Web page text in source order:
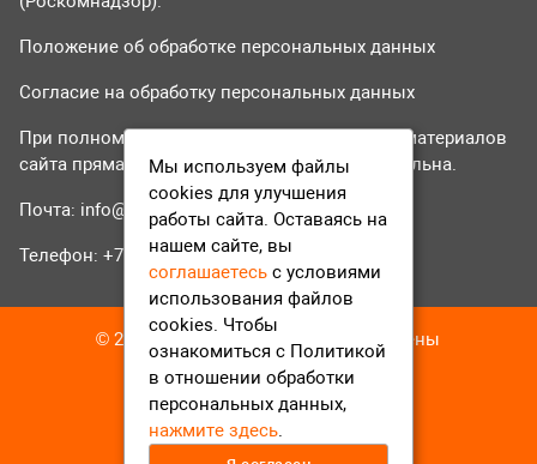
Положение об обработке персональных данных
Согласие на обработку персональных данных
При полном или частичном использовании материалов
сайта прямая гиперссылка на tvr24.tv обязательна.
Почта: info@tvr24.tv
Телефон: +7 (496) 551-04-95
© 2016-2023 ТВР24 Все права защищены
Мы используем файлы
cookies для улучшения
работы сайта. Оставаясь на
нашем сайте, вы
соглашаетесь с условиями
использования файлов
cookies. Чтобы
ознакомиться с Политикой
в отношении обработки
персональных данных,
нажмите здесь.